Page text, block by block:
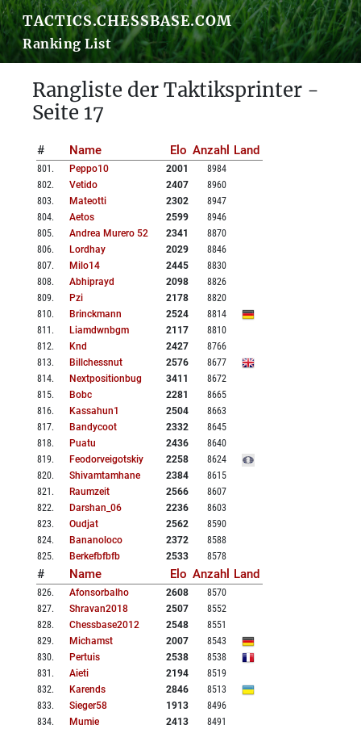
TACTICS.CHESSBASE.COM
Ranking List
Rangliste der Taktiksprinter -
Seite 17
# Name Elo Anzahl Land
801 . Peppo10 2001
8984
802. Vetido 2407
8960
803. Mateotti 2302
8947
804. Aetos 2599
8946
805. Andrea Murero 52 2341
8870
806. Lordhay 2029
8846
807. Milo14 2445
8830
808. Abhiprayd 2098
8826
809. Pzi 2178
8820
810. Brinckmann 2524
8814
811 . Liamdwnbgm 2117
8810
812. Knd 2427
8766
813. Billchessnut 2576
8677
814. Nextpositionbug 3411
8672
815. Bobc 2281
8665
816. Kassahun1 2504
8663
817. Bandycoot 2332
8645
818. Puatu 2436
8640
819. Feodorveigotskiy 2258
8624
820. Shivamtamhane 2384
8615
821 . Raumzeit 2566
8607
822. Darshan_06 2236
8603
823. Oudjat 2562
8590
824. Bananoloco 2372
8588
825. Berkefbfbfb 2533 8578
# Name Elo Anzahl Land
826. Afonsorbalho 2608
8570
827. Shravan2018 2507
8552
828. Chessbase2012 2548
8551
829. Michamst 2007
8543
830. Pertuis 2538
8538
831 . Aieti 2194
8519
832. Karends 2846
8513
833. Sieger58 1913
8496
834. Mumie 2413
8491